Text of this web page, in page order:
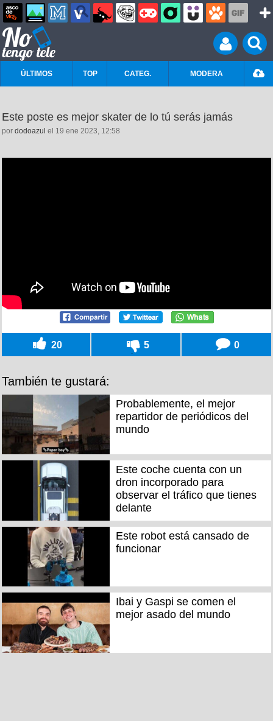
ÚLTIMOS TOP CATEG. MODERA
Este poste es mejor skater de lo tú serás jamás
por dodoazul el 19 ene 2023, 12:58
20 5 0
También te gustará:
Probablemente, el mejor
repartidor de periódicos del
mundo
Este coche cuenta con un
dron incorporado para
observar el tráfico que tienes
delante
Este robot está cansado de
funcionar
Ibai y Gaspi se comen el
mejor asado del mundo